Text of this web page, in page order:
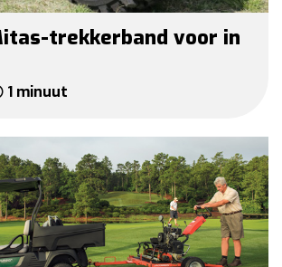
trekkerband voor in
1 minuut